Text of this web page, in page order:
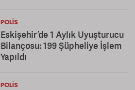
POLIS
Eskişehir’de 1 Aylık Uyuşturucu
Bilançosu: 199 Şüpheliye İşlem
Yapıldı
POLIS